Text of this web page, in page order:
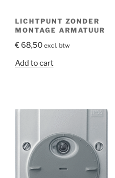
LICHTPUNT ZONDER
MONTAGE ARMATUUR
€ 68,50 excl. btw
Add to cart